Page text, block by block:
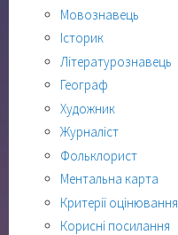
Мовознавець
Історик
Літературознавець
Географ
Художник
Журналіст
Фольклорист
Ментальна карта
Критерії оцінювання
Корисні посилання